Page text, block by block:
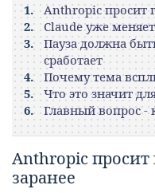
Anthropic просит
Claude уже
Пауза должна
сработает
Почему тема
Что это значит
Главный вопрос -
Anthropic просит
заранее